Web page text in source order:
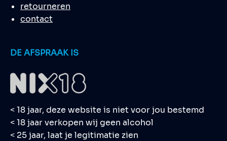
retourneren
contact
DE AFSPRAAK IS
< 18 jaar, deze website is niet voor jou bestemd
< 18 jaar verkopen wij geen alcohol
< 25 jaar, laat je legitimatie zien